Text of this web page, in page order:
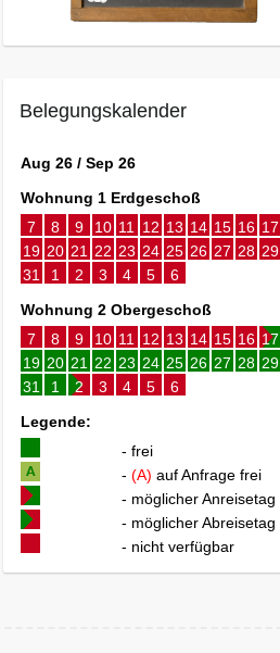
Belegungskalender
Aug 26 / Sep 26
Wohnung 1 Erdgeschoß
7
8 9 10 11 12 13 14 15 16 17
19 20 21 22 23 24 25 26 27 28 29
31
1 2 3 4 5
6
Wohnung 2 Obergeschoß
7
8 9 10 11 12 13 14 15 16 17
19 20 21 22 23 24 25 26 27 28 29
31
1 2 3 4 5
6
Legende:
- frei
- (A) auf Anfrage frei
- möglicher Anreisetag
- möglicher Abreisetag
- nicht verfügbar